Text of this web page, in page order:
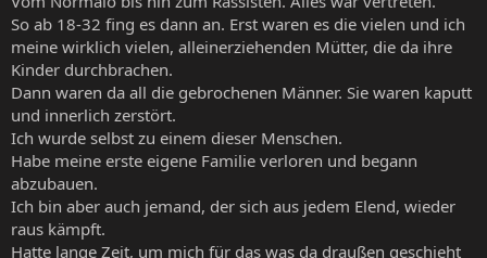
So ab 18-32 fing es dann an. Erst waren es die vielen und ich
meine wirklich vielen, alleinerziehenden Mütter, die da ihre
Kinder durchbrachen.
Dann waren da all die gebrochenen Männer. Sie waren kaputt
und innerlich zerstört.
Ich wurde selbst zu einem dieser Menschen.
Habe meine erste eigene Familie verloren und begann
abzubauen.
Ich bin aber auch jemand, der sich aus jedem Elend, wieder
raus kämpft.
Hatte lange Zeit, um mich für das was da draußen geschieht